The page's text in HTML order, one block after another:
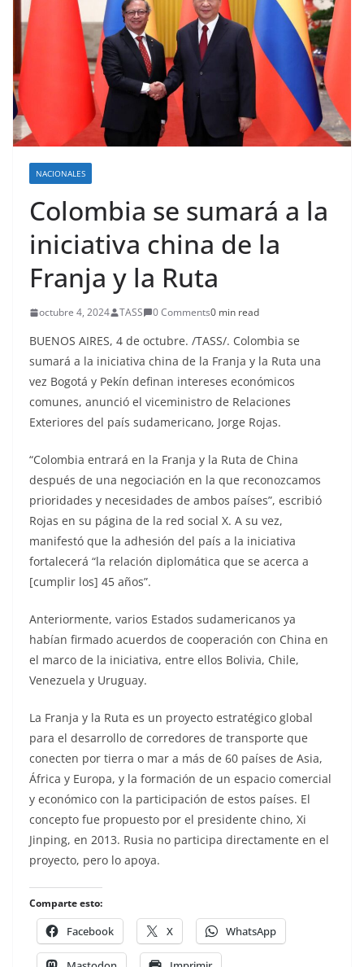
NACIONALES
Colombia se sumará a la
iniciativa china de la
Franja y la Ruta
octubre 4, 2024 TASS 0 Comments0 min read
BUENOS AIRES, 4 de octubre. /TASS/. Colombia se
sumará a la iniciativa china de la Franja y la Ruta una
vez Bogotá y Pekín definan intereses económicos
comunes, anunció el viceministro de Relaciones
Exteriores del país sudamericano, Jorge Rojas.
“Colombia entrará en la Franja y la Ruta de China
después de una negociación en la que reconozcamos
prioridades y necesidades de ambos países”, escribió
Rojas en su página de la red social X. A su vez,
manifestó que la adhesión del país a la iniciativa
fortalecerá “la relación diplomática que se acerca a
[cumplir los] 45 años”.
Anteriormente, varios Estados sudamericanos ya
habían firmado acuerdos de cooperación con China en
el marco de la iniciativa, entre ellos Bolivia, Chile,
Venezuela y Uruguay.
La Franja y la Ruta es un proyecto estratégico global
para el desarrollo de corredores de transporte que
conecten por tierra o mar a más de 60 países de Asia,
África y Europa, y la formación de un espacio comercial
y económico con la participación de estos países. El
concepto fue propuesto por el presidente chino, Xi
Jinping, en 2013. Rusia no participa directamente en el
proyecto, pero lo apoya.
Comparte esto:
Facebook X WhatsApp